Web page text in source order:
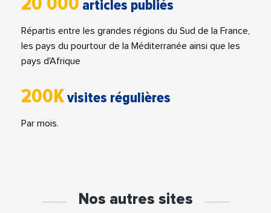
articles publiés
Répartis entre les grandes régions du Sud de la France,
les pays du pourtour de la Méditerranée ainsi que les
pays d'Afrique
200Kvisites régulières
Par mois.
Nos autres sites